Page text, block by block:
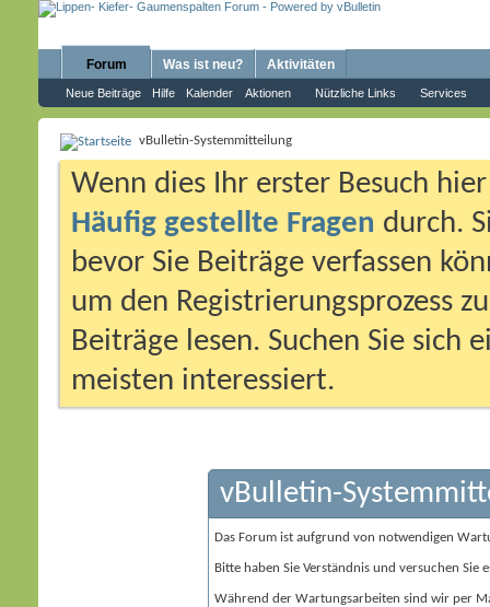
Forum
Neue Beiträge Hilfe Kalender Aktionen Nützliche Links Services
Was ist neu? Aktivitäten
vBulletin-Systemmitteilung
Wenn dies Ihr erster Besuch
Häufig gestellte Fragen durch.
bevor Sie Beiträge verfassen
um den Registrierungsprozess
Beiträge lesen. Suchen Sie sich
meisten interessiert.
vBulletin-
Das Forum ist aufgrund von notwendigen
Bitte haben Sie Verständnis und versuchen Sie
Während der Wartungsarbeiten sind wir per